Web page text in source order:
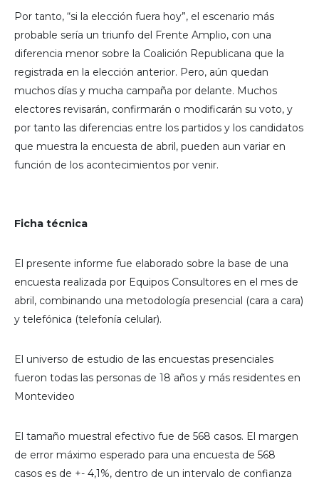
Por tanto, “si la elección fuera hoy”, el escenario más
probable sería un triunfo del Frente Amplio, con una
diferencia menor sobre la Coalición Republicana que la
registrada en la elección anterior. Pero, aún quedan
muchos días y mucha campaña por delante. Muchos
electores revisarán, confirmarán o modificarán su voto, y
por tanto las diferencias entre los partidos y los candidatos
que muestra la encuesta de abril, pueden aun variar en
función de los acontecimientos por venir.
Ficha técnica
El presente informe fue elaborado sobre la base de una
encuesta realizada por Equipos Consultores en el mes de
abril, combinando una metodología presencial (cara a cara)
y telefónica (telefonía celular).
El universo de estudio de las encuestas presenciales
fueron todas las personas de 18 años y más residentes en
Montevideo
El tamaño muestral efectivo fue de 568 casos. El margen
de error máximo esperado para una encuesta de 568
casos es de +- 4,1%, dentro de un intervalo de confianza